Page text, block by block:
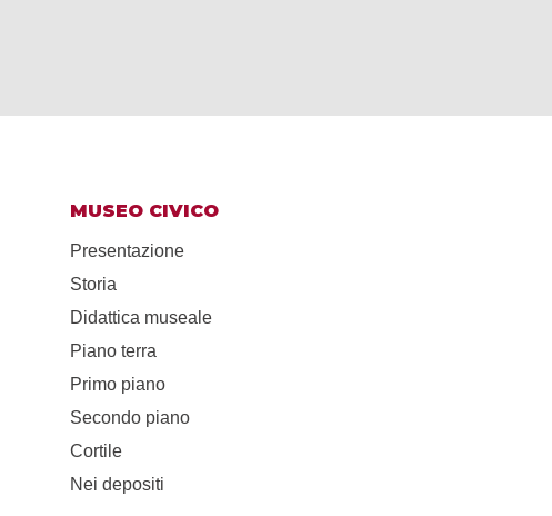
MUSEO CIVICO
Presentazione
Storia
Didattica museale
Piano terra
Primo piano
Secondo piano
Cortile
Nei depositi